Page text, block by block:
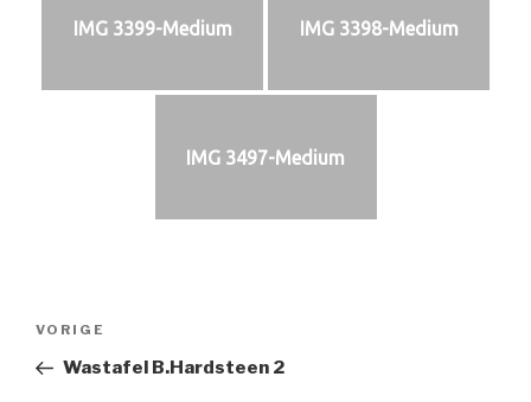
IMG 3399-Medium IMG 3398-Medium
IMG 3497-Medium
Vorig
bericht
VORIGE
Wastafel B.Hardsteen 2